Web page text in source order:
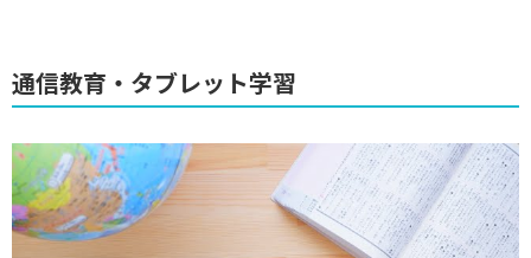
通信教育・タブレット学習